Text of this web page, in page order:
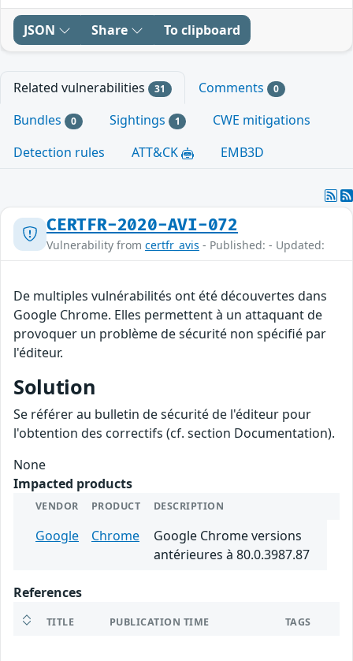
JSON Share To clipboard
Related vulnerabilities 31 Comments 0
Bundles 0 Sightings 1
CWE mitigations
Detection rules
ATT&CK EMB3D
CERTFR-2020-AVI-072
Vulnerability from certfr_avis - Published: - Updated:
De multiples vulnérabilités ont été découvertes dans
Google Chrome. Elles permettent à un attaquant de
provoquer un problème de sécurité non spécifié par
l'éditeur.
Solution
Se référer au bulletin de sécurité de l'éditeur pour
l'obtention des correctifs (cf. section Documentation).
None
Impacted products
VENDOR PRODUCT DESCRIPTION
Google Chrome
Google Chrome versions
antérieures à 80.0.3987.87
References
TITLE PUBLICATION TIME TAGS